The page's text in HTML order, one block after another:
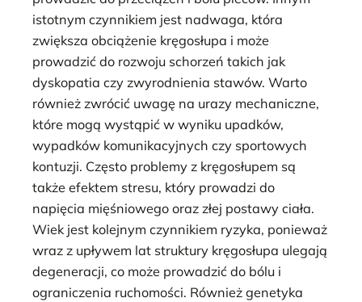
istotnym czynnikiem jest nadwaga, która
zwiększa obciążenie kręgosłupa i może
prowadzić do rozwoju schorzeń takich jak
dyskopatia czy zwyrodnienia stawów. Warto
również zwrócić uwagę na urazy mechaniczne,
które mogą wystąpić w wyniku upadków,
wypadków komunikacyjnych czy sportowych
kontuzji. Często problemy z kręgosłupem są
także efektem stresu, który prowadzi do
napięcia mięśniowego oraz złej postawy ciała.
Wiek jest kolejnym czynnikiem ryzyka, ponieważ
wraz z upływem lat struktury kręgosłupa ulegają
degeneracji, co może prowadzić do bólu i
ograniczenia ruchomości. Również genetyka